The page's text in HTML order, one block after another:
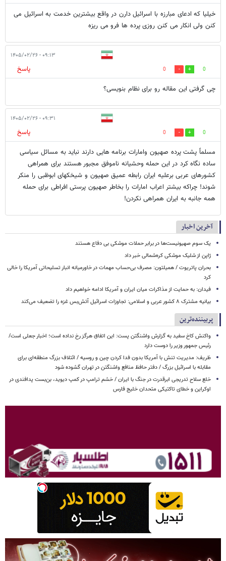
خیلیا که ادعای مبارزه با اسرائیل دارن در واقع بیشترین خدمت به اسرائیل می
کنن ولی انکار می کنن روزی پرده ها فرو می ریزه
۰۹:۱۳ - ۱۴۰۵/۰۲/۲۶
0
0
پاسخ
چی گرفتی این مقاله رو برای نظام بنویسی؟
۰۹:۳۱ - ۱۴۰۵/۰۲/۲۶
0
0
پاسخ
مسلماً پشت پرده صهیون وامارات برنامه هایی دارند نباید به مسائل سیاسی
ساده نگاه کرد در این حمله وحشیانه ناموفق مجبور هستند برای همراهی
کشورهای عربی برعلیه ایران رابطه عمیق صهیون و شیخکهای ابوظبی را منکر
شوند! چراکه بیشتر اعراب امارات را بخاطر صهیون پرستی افراطی برای حمله
همه جانبه به ایران همراهی نکردن!
آخرین اخبار
یک‌ سوم صهیونیست‌ها در برابر حملات موشکی بی دفاع هستند
ژاپن از شلیک موشکی کره‌شمالی خبر داد
بحران پاتریوت / همیلتون: مصرف بی‌حساب مهمات در خاورمیانه انبار تسلیحاتی آمریکا را خالی
کرد
فیدان: به حمایت از مذاکرات میان ایران و آمریکا ادامه خواهیم داد
بیانیه مشترک ۸ کشور عربی و اسلامی: تجاوزات اسرائیل آتش‌بس غزه را تضعیف می‌کند
پربیننده‌ترین
واکنش کاخ سفید به گزارش واشنگتن پست: این اتفاق هرگز رخ نداده است؛ اخبار جعلی است/
رئیس جمهور وزیر را دوست دارد
ظریف: مدیریت تنش با آمریکا بدون فدا کردن چین و روسیه / ائتلاف بزرگ منطقه‌ای برای
مقابله با اسرائیل بزرگ / دفتر حافظ منافع واشنگتن در تهران گشوده شود
خلع سلاح تدریجی ابرقدرت در جنگ با ایران / خشم ترامپ در کمپ دیوید، بن‌بست پدافندی در
اوکراین و خطای تاکتیکی متحدان خلیج فارس